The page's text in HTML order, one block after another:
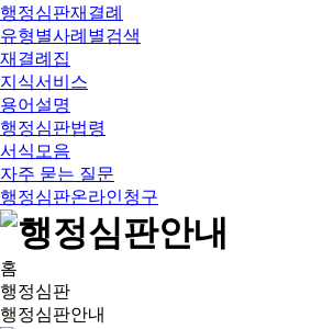
행정심판재결례
유형별사례별검색
재결례집
지식서비스
용어설명
행정심판법령
서식모음
자주 묻는 질문
행정심판온라인청구
홈
행정심판
행정심판안내